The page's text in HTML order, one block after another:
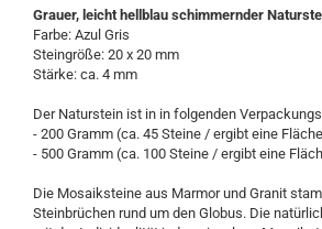
Grauer, leicht hellblau schimmernder
Farbe: Azul Gris
Steingröße: 20 x 20 mm
Stärke: ca. 4 mm
Der Naturstein ist in in folgenden
- 200 Gramm (ca. 45 Steine / ergibt eine
- 500 Gramm (ca. 100 Steine / ergibt eine
Die Mosaiksteine aus Marmor und Granit
Steinbrüchen rund um den Globus. Die